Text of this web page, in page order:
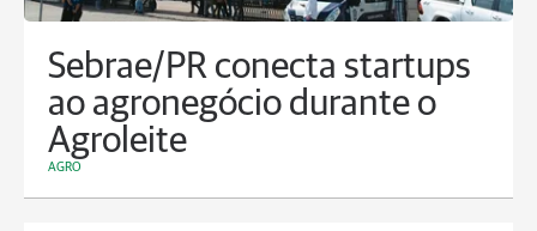
Sebrae/PR conecta startups
ao agronegócio durante o
Agroleite
AGRO